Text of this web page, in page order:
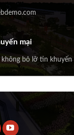
mại
không bỏ lỡ tin